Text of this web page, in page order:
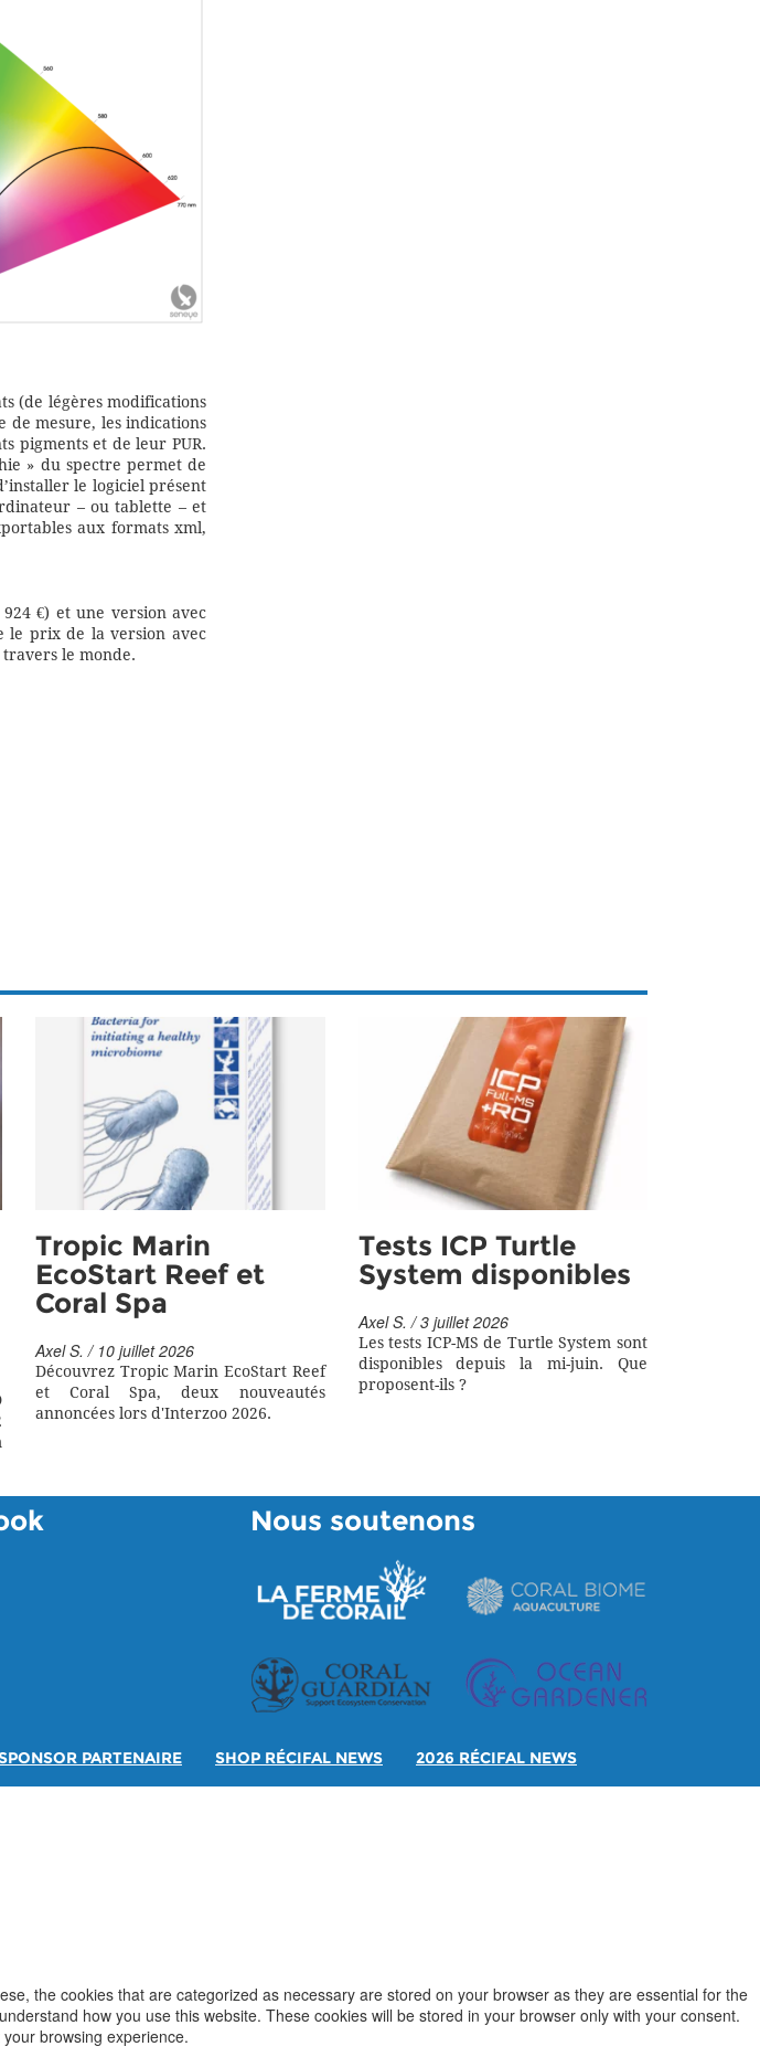
(de légères modifications
de mesure, les indications
pigments et de leur PUR.
» du spectre permet de
le logiciel présent
– ou tablette – et
aux formats xml,
€) et une version avec
le prix de la version avec
le monde.
Tropic Marin
EcoStart Reef et
Coral Spa
Axel S. / 10 juillet 2026
Découvrez Tropic Marin EcoStart Reef
et Coral Spa, deux nouveautés
annoncées lors d'Interzoo 2026.
Tests ICP Turtle
System disponibles
Axel S. / 3 juillet 2026
Les tests ICP-MS de Turtle System sont
disponibles depuis la mi-juin. Que
proposent-ils ?
Nous soutenons
PARTENAIRE SHOP RÉCIFAL NEWS 2026 RÉCIFAL NEWS
the cookies that are categorized as necessary are stored on your browser as they are essential for the
how you use this website. These cookies will be stored in your browser only with your consent.
browsing experience.